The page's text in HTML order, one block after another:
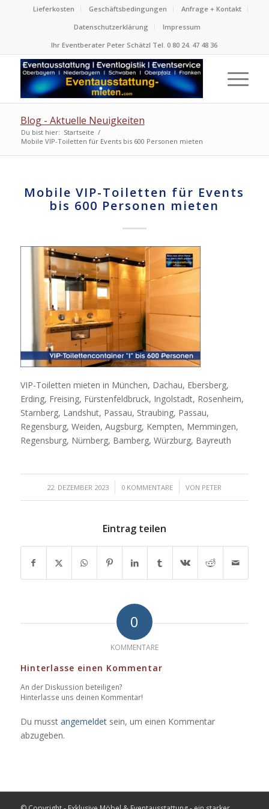
Lieferkosten Geschäftsbedingungen
Anfrage + Kontakt
Datenschutzerklärung
Impressum
Ihr Eventberater Peter Schätzl Tel. 0 80 24. 47 48 36
Blog - Aktuelle Neuigkeiten
Du bist hier: Startseite /
Mobile VIP-Toiletten für Events bis 600 Personen mieten
Mobile VIP-Toiletten für Events
bis 600 Personen mieten
VIP-Toiletten mieten in München, Dachau, Ebersberg,
Erding, Freising, Fürstenfeldbruck, Ingolstadt, Rosenheim,
Starnberg, Landshut, Passau, Straubing, Passau,
Regensburg, Weiden, Augsburg, Kempten, Memmingen,
Regensburg, Nürnberg, Bamberg, Würzburg, Bayreuth
22. DEZEMBER 2023
/ 0 KOMMENTARE
/ VON PETER
Eintrag teilen
0
KOMMENTARE
Hinterlasse einen Kommentar
An der Diskussion beteiligen?
Hinterlasse uns deinen Kommentar!
Du musst angemeldetsein, um einen Kommentar
abzugeben.